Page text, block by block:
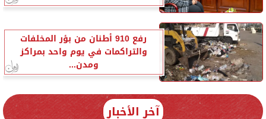
رفع 910 أطنان من بؤر المخلفات
والتراكمات في يوم واحد بمراكز
ومدن...
آخر الأخبار